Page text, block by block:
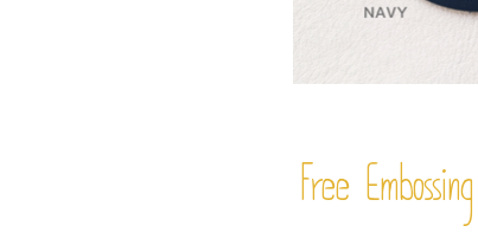
Free Embossing